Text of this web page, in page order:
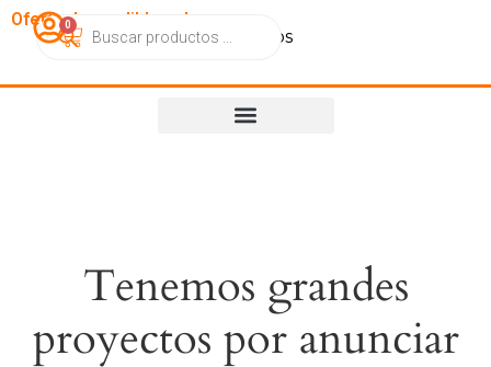
OfertasImperdibles.cl
CatálogoContactoNosotros
0
Tenemos grandes
proyectos por anunciar